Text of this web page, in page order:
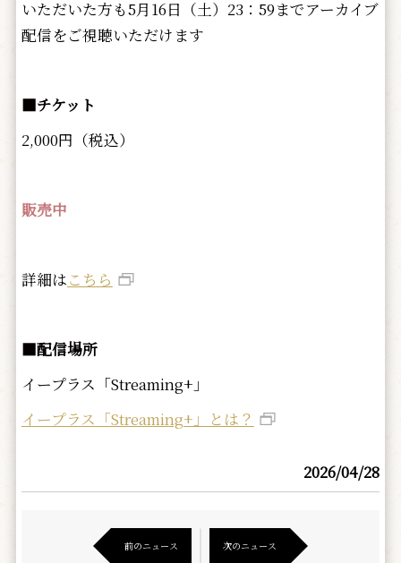
いただいた方も5月16日（土）23：59までアーカイブ
配信をご視聴いただけます
■チケット
2,000円（税込）
販売中
詳細はこちら
■配信場所
イープラス「Streaming+」
イープラス「Streaming+」とは？
2026/04/28
前のニュース 次のニュース